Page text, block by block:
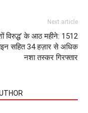
Next article
विरुद्ध’ के आठ महीने: 1512
सहित 34 हज़ार से अधिक
नशा तस्कर गिरफ्तार